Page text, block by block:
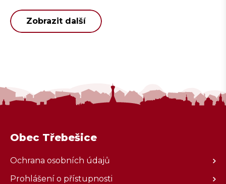
Zobrazit další
Obec Třebešice
Ochrana osobních údajů
Prohlášení o přístupnosti